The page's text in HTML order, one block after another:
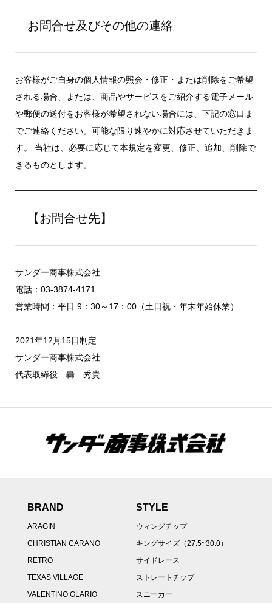
お問合せ及びその他の連絡
お客様がご自身の個人情報の照会・修正・または削除をご希望
される場合、または、商品やサービスをご紹介する電子メール
や郵便の送付をお客様が希望されない場合には、下記の窓口ま
でご連絡ください。可能な限り速やかに対応させていただきま
す。 当社は、必要に応じて本規定を変更、修正、追加、削除で
きるものとします。
【お問合せ先】
サンダー商事株式会社
電話：03-3874-4171
営業時間：平日 9：30～17：00（土日祝・年末年始休業）
2021年12月15日制定
サンダー商事株式会社
代表取締役 轟 秀貴
BRAND
ARAGIN
CHRISTIAN CARANO
RETRO
TEXAS VILLAGE
VALENTINO GLARIO
STYLE
ウィングチップ
キングサイズ（27.5~30.0）
サイドレース
ストレートチップ
スニーカー